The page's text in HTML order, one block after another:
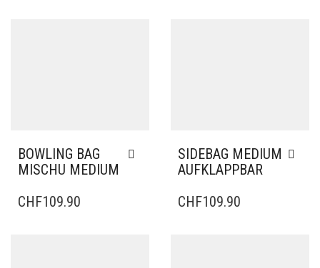
BOWLING BAG
MISCHU MEDIUM
CHF109.90
SIDEBAG MEDIUM
AUFKLAPPBAR
CHF109.90